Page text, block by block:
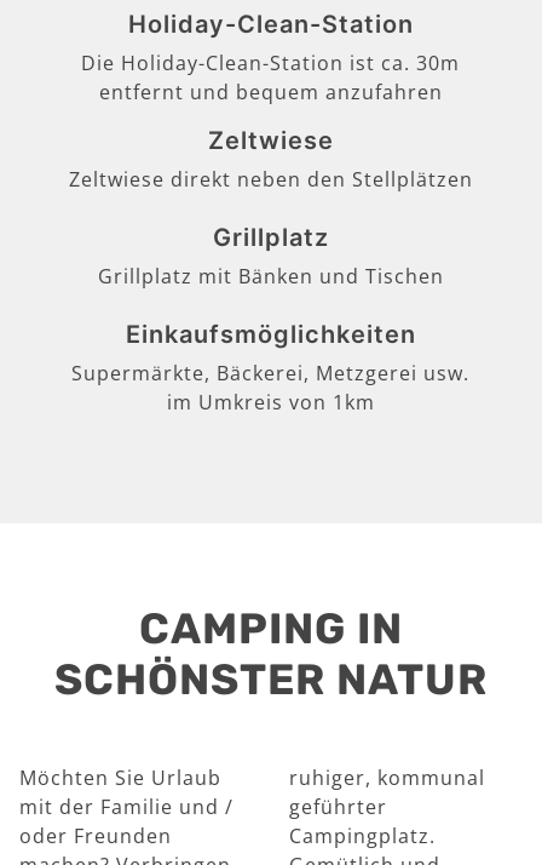
Holiday-Clean-Station
Die Holiday-Clean-Station ist ca. 30m
entfernt und bequem anzufahren
Zeltwiese
Zeltwiese direkt neben den Stellplätzen
Grillplatz
Grillplatz mit Bänken und Tischen
Einkaufsmöglichkeiten
Supermärkte, Bäckerei, Metzgerei usw.
im Umkreis von 1km
CAMPING IN
SCHÖNSTER NATUR
Möchten Sie Urlaub
mit der Familie und /
oder Freunden
ruhiger, kommunal
geführter
Campingplatz.